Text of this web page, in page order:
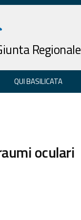
Regionale
QUI BASILICATA
oculari